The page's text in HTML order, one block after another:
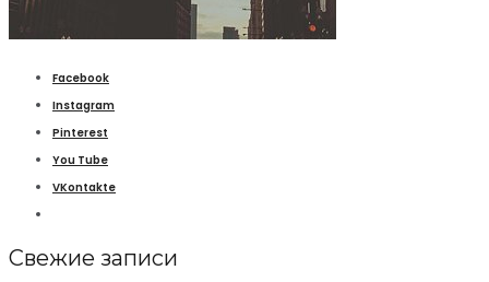
Facebook
Instagram
Pinterest
You Tube
VKontakte
Свежие записи